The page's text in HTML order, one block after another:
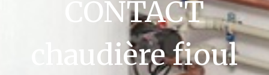
CONTACT
chaudière fioul